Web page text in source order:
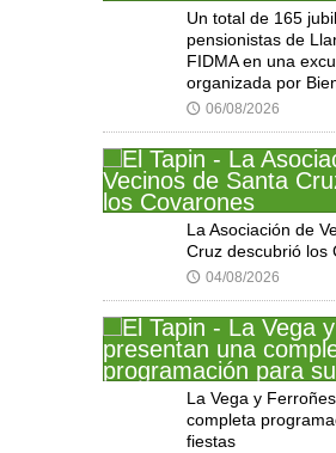
Un total de 165
pensionistas de
FIDMA en una
organizada por
🕔 06/08/2026
La Asociación de
Cruz descubrió los
🕔 04/08/2026
La Vega y
completa
fiestas